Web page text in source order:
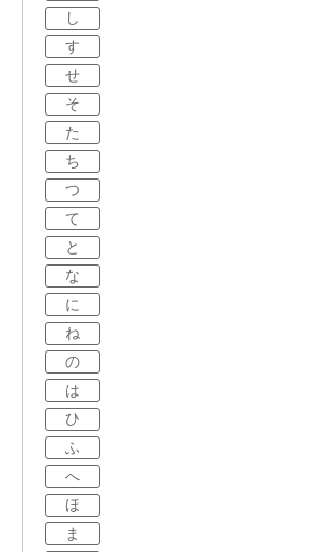
し
す
せ
そ
た
ち
つ
て
と
な
に
ね
の
は
ひ
ふ
へ
ほ
ま